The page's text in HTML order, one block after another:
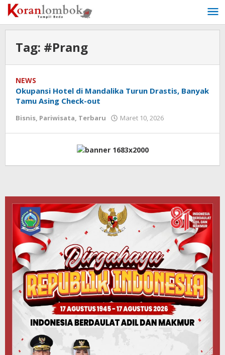
Lewati
ke
konten
Tag: #Prang
NEWS
Okupansi Hotel di Mandalika Turun Drastis, Banyak
Tamu Asing Check-out
Bisnis, Pariwisata, Terbaru Maret 10, 2026